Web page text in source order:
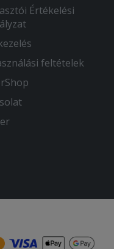
Értékelési
feltételek